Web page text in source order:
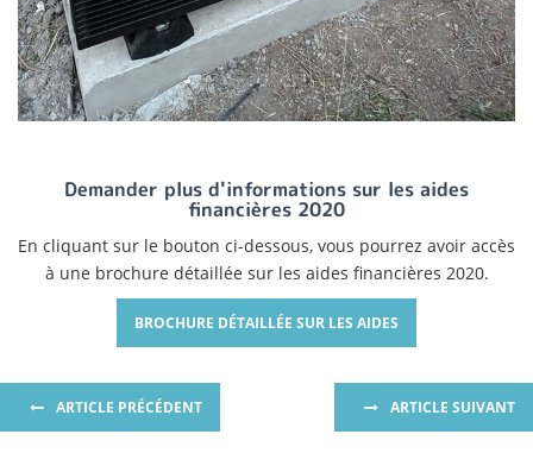
Demander plus d'informations sur les aides
financières 2020
En cliquant sur le bouton ci-dessous, vous pourrez avoir accès
à une brochure détaillée sur les aides financières 2020.
BROCHURE DÉTAILLÉE SUR LES AIDES
ARTICLE PRÉCÉDENT ARTICLE SUIVANT